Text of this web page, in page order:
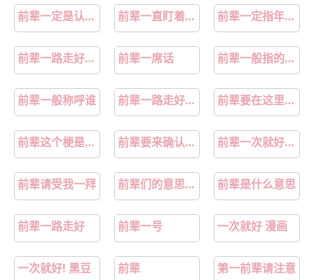
前辈一定是认识的人吗 前辈一直盯着宋亚轩 前辈一定指年龄大的吗
前辈一路走好的句子 前辈一席话 前辈一般指的是什么
前辈一般称呼谁 前辈一路走好下一句 前辈要在这里做吗
前辈这个梗是什么意思 前辈要来确认一下吗漫画 前辈一次就好漫画男同
前辈请受我一拜 前辈们的意思是什么意思 前辈是什么意思
前辈一路走好 前辈一号 一次就好 漫画
一次就好! 黑豆 前辈 第一前辈请注意